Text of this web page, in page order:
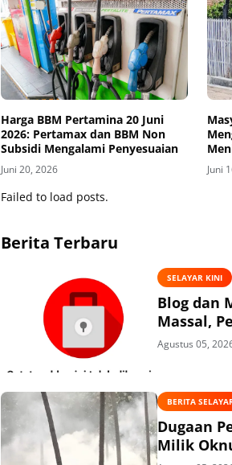
Harga BBM Pertamina 20 Juni
2026: Pertamax dan BBM Non
Subsidi Mengalami Penyesuaian
Juni 20, 2026 Juni
Failed to load posts.
Berita Terbaru
SELAYAR KINI
Blog dan
Massal,
Agustus 05,
BERITA
Dugaan
Milik